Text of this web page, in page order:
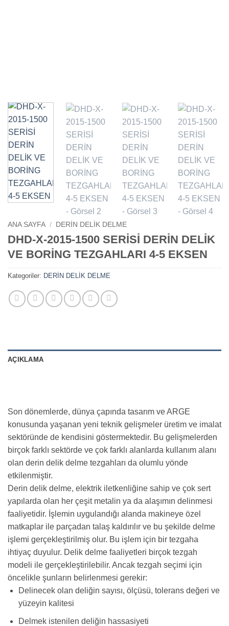
ANA SAYFA / DERİN DELİK DELME
DHD-X-2015-1500 SERİSİ DERİN DELİK
VE BORİNG TEZGAHLARI 4-5 EKSEN
Kategoriler: DERİN DELİK DELME
AÇIKLAMA
Son dönemlerde, dünya çapında tasarım ve ARGE
konusunda yaşanan yeni teknik gelişmeler üretim ve imalat
sektöründe de kendisini göstermektedir. Bu gelişmelerden
birçok farklı sektörde ve çok farklı alanlarda kullanım alanı
olan derin delik delme tezgahları da olumlu yönde
etkilenmiştir.
Derin delik delme, elektrik iletkenliğine sahip ve çok sert
yapılarda olan her çeşit metalin ya da alaşımın delinmesi
faaliyetidir. İşlemin uygulandığı alanda makineye özel
matkaplar ile parçadan talaş kaldırılır ve bu şekilde delme
işlemi gerçekleştirilmiş olur. Bu işlem için bir tezgaha
ihtiyaç duyulur. Delik delme faaliyetleri birçok tezgah
modeli ile gerçekleştirilebilir. Ancak tezgah seçimi için
öncelikle şunların belirlenmesi gerekir:
Delinecek olan deliğin sayısı, ölçüsü, tolerans değeri ve
yüzeyin kalitesi
Delmek istenilen deliğin hassasiyeti